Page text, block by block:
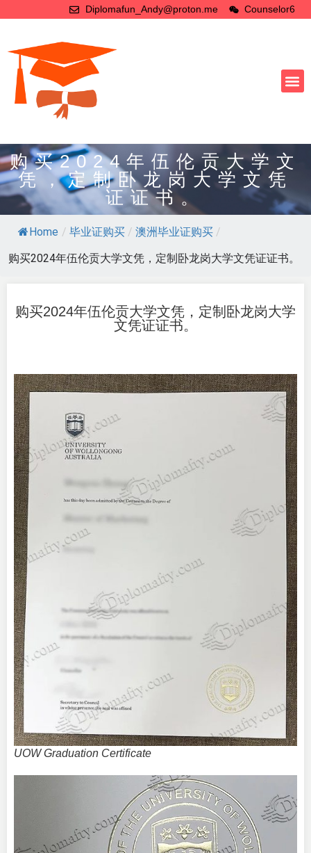
Diplomafun_Andy@proton.me Counselor6
购买2024年伍伦贡大学文
凭，定制卧龙岗大学文凭
证证书。
Home / 毕业证购买 / 澳洲毕业证购买 /
购买2024年伍伦贡大学文凭，定制卧龙岗大学文凭证证书。
购买2024年伍伦贡大学文凭，定制卧龙岗大学
文凭证证书。
UOW Graduation Certificate